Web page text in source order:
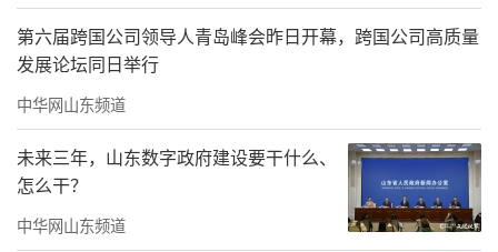
第六届跨国公司领导人青岛峰会昨日开幕，跨国公司高质量
发展论坛同日举行
中华网山东频道
未来三年，山东数字政府建设要干什么、
怎么干？
中华网山东频道